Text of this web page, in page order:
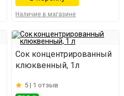
Наличие в магазине
Сок концентрированный
клюквенный, 1л
5 | 1 отзыв